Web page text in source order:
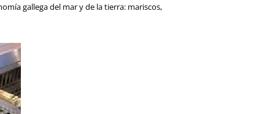
gallega del mar y de la tierra: mariscos,